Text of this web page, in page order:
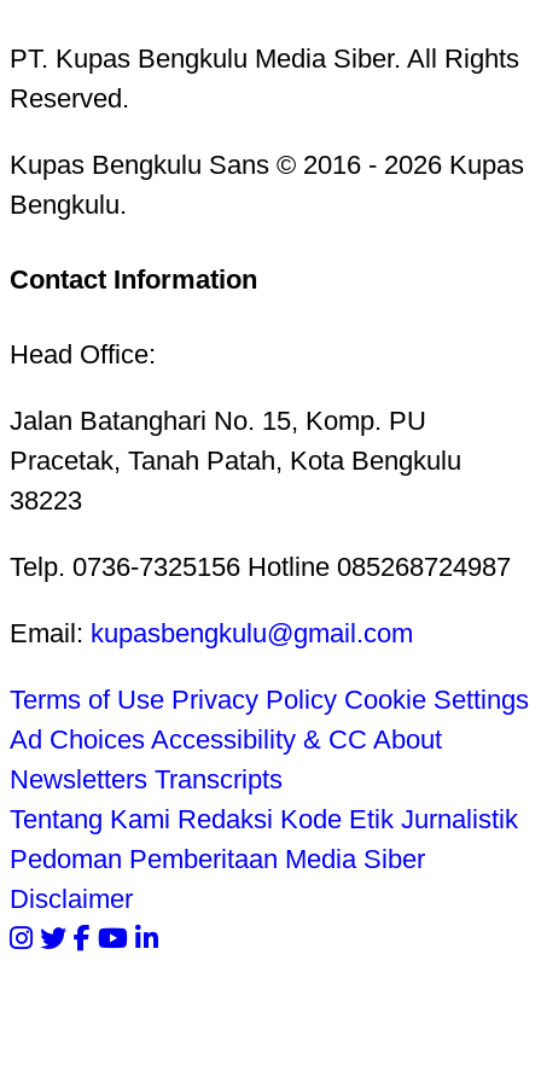
PT. Kupas Bengkulu Media Siber. All Rights
Reserved.
Kupas Bengkulu Sans © 2016 - 2026 Kupas
Bengkulu.
Contact Information
Head Office:
Jalan Batanghari No. 15, Komp. PU
Pracetak, Tanah Patah, Kota Bengkulu
38223
Telp. 0736-7325156 Hotline 085268724987
Email: kupasbengkulu@gmail.com
Terms of Use Privacy Policy Cookie Settings
Ad Choices Accessibility & CC About
Newsletters Transcripts
Tentang Kami Redaksi Kode Etik Jurnalistik
Pedoman Pemberitaan Media Siber
Disclaimer